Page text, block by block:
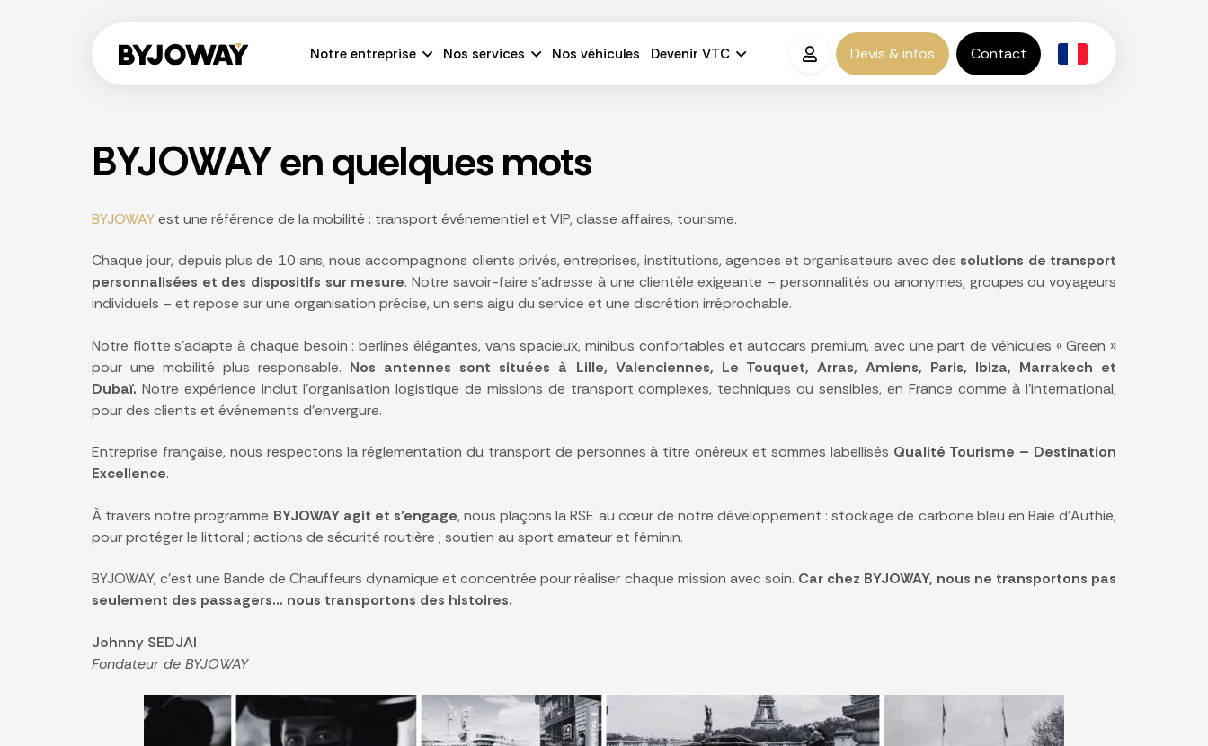
Notre entreprise Nos services Nos véhicules Devenir VTC Devis & infos Contact
BYJOWAY en quelques mots
BYJOWAYest une référence de la mobilité : transport événementiel et VIP, classe affaires, tourisme.
Chaque jour, depuis plus de 10 ans, nous accompagnons clients privés, entreprises, institutions, agences et organisateurs avec des solutions de transport
personnalisées et des dispositifs sur mesure. Notre savoir-faire s’adresse à une clientèle exigeante – personnalités ou anonymes, groupes ou voyageurs
individuels – et repose sur une organisation précise, un sens aigu du service et une discrétion irréprochable.
Notre flotte s’adapte à chaque besoin : berlines élégantes, vans spacieux, minibus confortables et autocars premium, avec une part de véhicules « Green »
pour une mobilité plus responsable. Nos antennes sont situées à Lille, Valenciennes, Le Touquet, Arras, Amiens, Paris, Ibiza, Marrakech et
Dubaï. Notre expérience inclut l’organisation logistique de missions de transport complexes, techniques ou sensibles, en France comme à l’international,
pour des clients et événements d’envergure.
Entreprise française, nous respectons la réglementation du transport de personnes à titre onéreux et sommes labellisés Qualité Tourisme – Destination
Excellence.
À travers notre programme BYJOWAY agit et s’engage, nous plaçons la RSE au cœur de notre développement : stockage de carbone bleu en Baie d’Authie,
pour protéger le littoral ; actions de sécurité routière ; soutien au sport amateur et féminin.
BYJOWAY, c’est une Bande de Chauffeurs dynamique et concentrée pour réaliser chaque mission avec soin. Car chez BYJOWAY, nous ne transportons pas
seulement des passagers… nous transportons des histoires.
Johnny SEDJAI
Fondateur de BYJOWAY